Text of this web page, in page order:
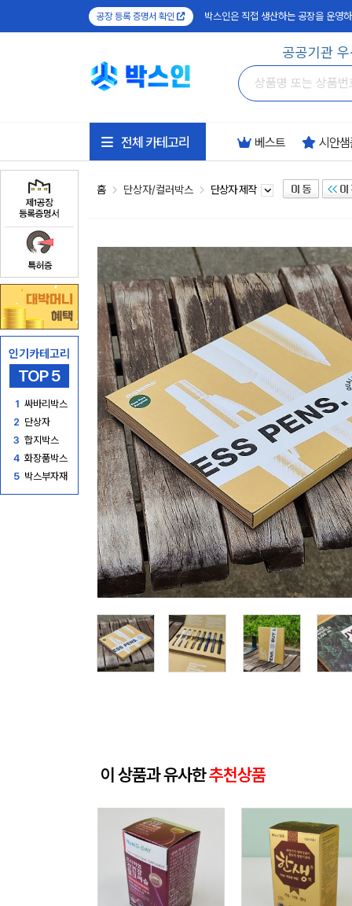
공장 등록 증명서 확인 박스인은 직접 생산하는 공장을 운영
공공기관
인기카테고리
TOP 5
1 싸바리박스
2 단상자
3 합지박스
4 화장품박스
5 박스부자재
전체 카테고리 베스트 시안
홈 단상자/컬러박스 단상자 제작
이 상품과 유사한추천상품